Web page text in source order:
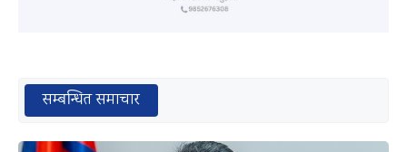
सम्बन्धित समाचार